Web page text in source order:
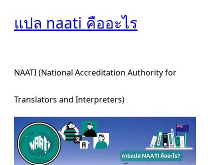
แปล naati คืออะไร
NAATI (National Accreditation Authority for
Translators and Interpreters)